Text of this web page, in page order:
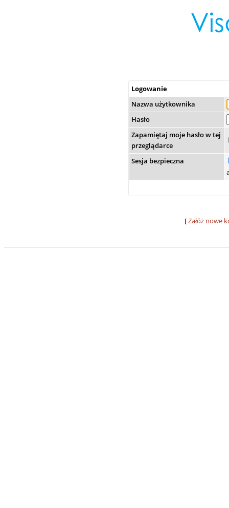
Logowanie
Nazwa użytkownika
Hasło
Zapamiętaj moje hasło w tej
przeglądarce
Sesja bezpieczna
[Załóż nowe